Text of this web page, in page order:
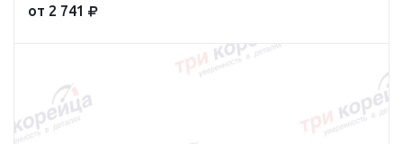
от 2 741